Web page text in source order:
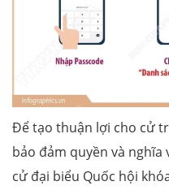
Để tạo thuận lợi cho cử
bảo đảm quyền và
cử đại biểu Quốc hội